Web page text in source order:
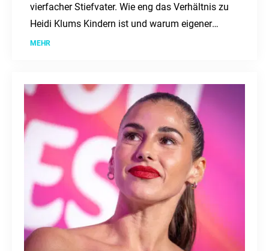
vierfacher Stiefvater. Wie eng das Verhältnis zu
Heidi Klums Kindern ist und warum eigener
Nachwuchs kein Thema ist.
MEHR